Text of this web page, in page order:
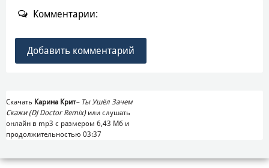
Комментарии:
Добавить комментарий
Скачать Карина Крит– Ты Ушёл Зачем
Скажи (DJ Doctor Remix)или слушать
онлайн в mp3 с размером 6,43 Mб и
продолжительностью 03:37